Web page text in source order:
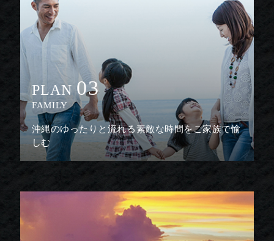
PLAN 03
FAMILY
沖縄のゆったりと流れる素敵な時間をご家族で愉
しむ